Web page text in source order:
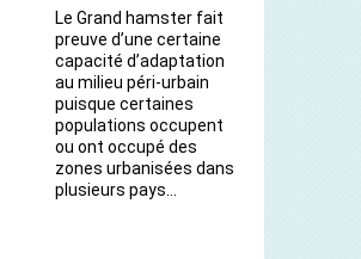
Le Grand hamster fait
preuve d’une certaine
capacité d’adaptation
au milieu péri-urbain
puisque certaines
populations occupent
ou ont occupé des
zones urbanisées dans
plusieurs pays…